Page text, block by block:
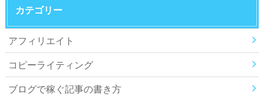
カテゴリー
アフィリエイト
コピーライティング
ブログで稼ぐ記事の書き方